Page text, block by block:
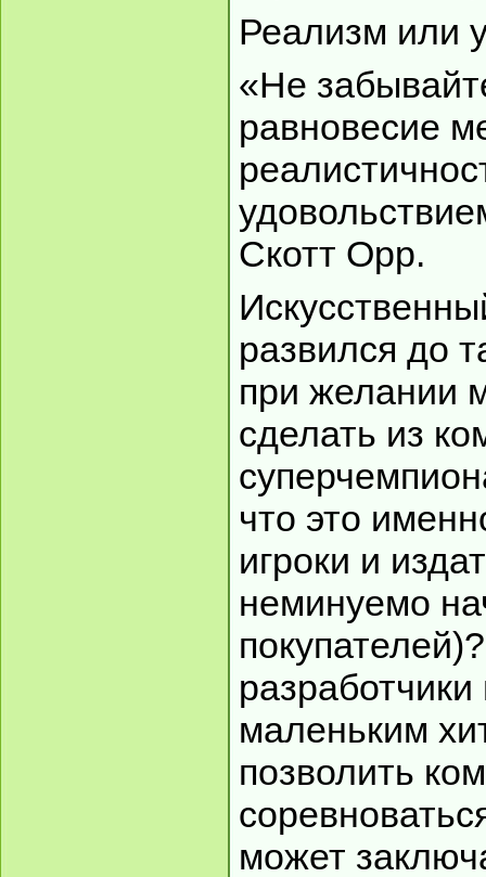
Реализм или
«Не
равновесие
Скотт Орр.
развился до
при желании
сделать из
что это
игроки и
неминуемо
маленьким
позволить
может